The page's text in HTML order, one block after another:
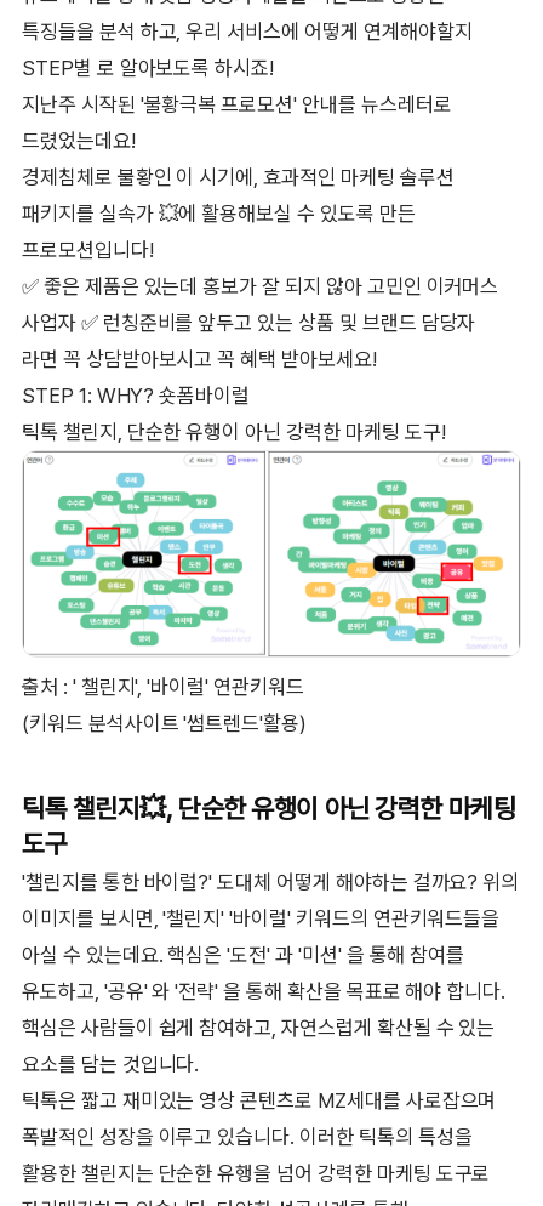
특징들을 분석 하고, 우리 서비스에 어떻게 연계해야할지
STEP별 로 알아보도록 하시죠!
지난주 시작된 '불황극복 프로모션' 안내를 뉴스레터로
드렸었는데요!
경제침체로 불황인 이 시기에, 효과적인 마케팅 솔루션
패키지를 실속가 💥에 활용해보실 수 있도록 만든
프로모션입니다!
✅ 좋은 제품은 있는데 홍보가 잘 되지 않아 고민인 이커머스
사업자 ✅ 런칭준비를 앞두고 있는 상품 및 브랜드 담당자
라면 꼭 상담받아보시고 꼭 혜택 받아보세요!
STEP 1: WHY? 숏폼바이럴
틱톡 챌린지, 단순한 유행이 아닌 강력한 마케팅 도구!
출처 : ' 챌린지', '바이럴' 연관키워드
(키워드 분석사이트 '썸트렌드'활용)
틱톡 챌린지💥, 단순한 유행이 아닌 강력한 마케팅
도구
'챌린지를 통한 바이럴?' 도대체 어떻게 해야하는 걸까요? 위의
이미지를 보시면, '챌린지' '바이럴' 키워드의 연관키워드들을
아실 수 있는데요. 핵심은 '도전' 과 '미션' 을 통해 참여를
유도하고, '공유' 와 '전략' 을 통해 확산을 목표로 해야 합니다.
핵심은 사람들이 쉽게 참여하고, 자연스럽게 확산될 수 있는
요소를 담는 것입니다.
틱톡은 짧고 재미있는 영상 콘텐츠로 MZ세대를 사로잡으며
폭발적인 성장을 이루고 있습니다. 이러한 틱톡의 특성을
활용한 챌린지는 단순한 유행을 넘어 강력한 마케팅 도구로